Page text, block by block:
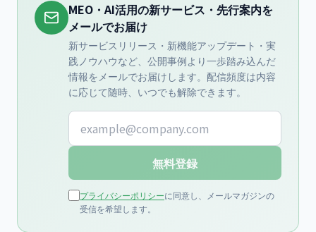
MEO・AI活用の新サービス・先行案内を
メールでお届け
新サービスリリース・新機能アップデート・実
践ノウハウなど、公開事例より一歩踏み込んだ
情報をメールでお届けします。配信頻度は内容
に応じて随時、いつでも解除できます。
メールアドレス
無料登録
プライバシーポリシーに同意し、メールマガジンの
受信を希望します。